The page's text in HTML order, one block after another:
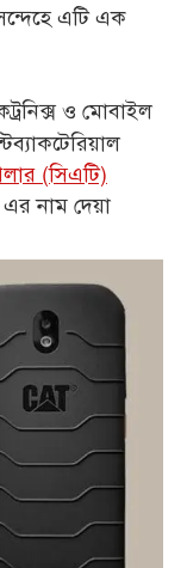
এটি এক
ও মোবাইল
(সিএটি)
নাম দেয়া